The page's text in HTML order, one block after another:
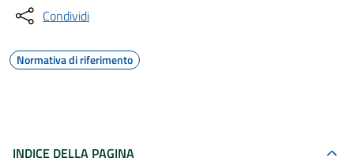
Condividi
Normativa di riferimento
INDICE DELLA PAGINA